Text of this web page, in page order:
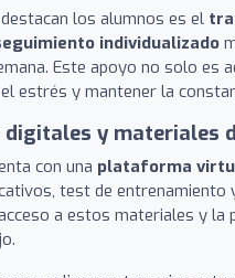
los alumnos es el
individualizado
Este apoyo no solo es
estrés y mantener la
digitales y materiales
con una plataforma
test de
a estos materiales y